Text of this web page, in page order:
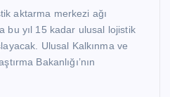
aktarma merkezi ağı
bu yıl 15 kadar ulusal lojistik
Ulusal Kalkınma ve
Bakanlığı’nın